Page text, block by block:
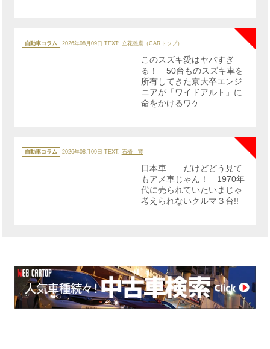
テ
ゴ
自動車コラム 2026年08月09日 TEXT: 立花義鷹（CARトップ）
このスズキ愛はヤバすぎ
る！ 50台ものスズキ車を
所有してきた京大卒エンジ
ニアが「ワイドアルト」に
命をかけるワケ
カ
テ
ゴ
自動車コラム 2026年08月09日 TEXT: 石橋 寛
日本車……だけどどう見て
もアメ車じゃん！ 1970年
代に売られていたいまじゃ
考えられないクルマ３台!!